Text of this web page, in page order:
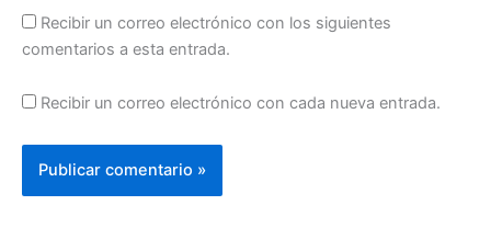
Recibir un correo electrónico con los siguientes
comentarios a esta entrada.
Recibir un correo electrónico con cada nueva entrada.